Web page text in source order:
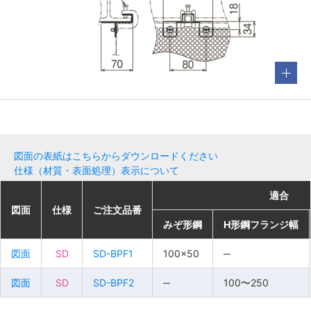
図面の表紙はこちらからダウンロードください
仕様（材質・表面処理）表示について
図面 仕様 ご注文品番
適合
みぞ形鋼 H形鋼フランジ幅
図面 SD SD-BPF1 100×50 ─
図面 SD SD-BPF2 ─ 100〜250
図面 仕様 ご注文品番
適合
みぞ形鋼 H形鋼フランジ幅
図面 SD SD-BPF1 100×50 ─
図面 SD SD-BPF2 ─ 100〜250
図面 仕様 ご注文品番
適合
みぞ形鋼 H形鋼フランジ幅
図面 SD SD-BPF1 100×50 ─
図面 SD SD-BPF2 ─ 100〜250
図面 仕様 ご注文品番
適合
みぞ形鋼 H形鋼フランジ幅
図面 SD SD-BPF1 100×50 ─
図面 SD SD-BPF2 ─ 100〜250